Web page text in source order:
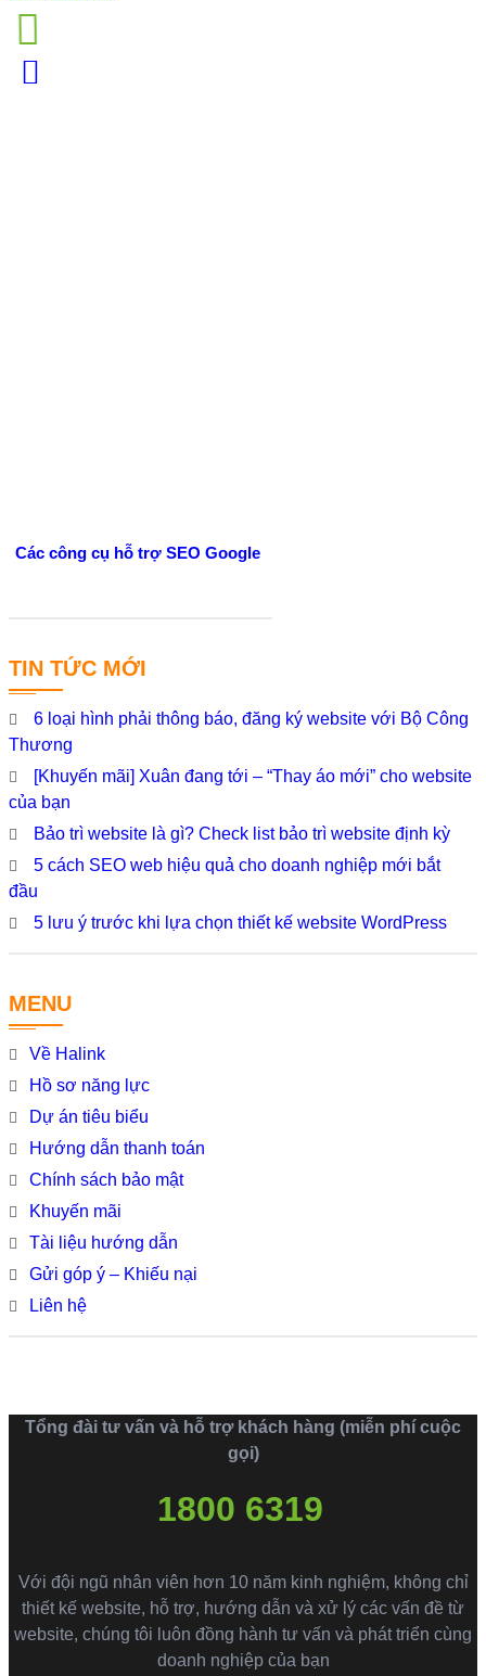
TIN TỨC MỚI
6 loại hình phải thông báo, đăng ký website với Bộ Công
Thương
[Khuyến mãi] Xuân đang tới – “Thay áo mới” cho website
của bạn
Bảo trì website là gì? Check list bảo trì website định kỳ
5 cách SEO web hiệu quả cho doanh nghiệp mới bắt
đầu
5 lưu ý trước khi lựa chọn thiết kế website WordPress
MENU
Về Halink
Hồ sơ năng lực
Dự án tiêu biểu
Hướng dẫn thanh toán
Chính sách bảo mật
Khuyến mãi
Tài liệu hướng dẫn
Gửi góp ý – Khiếu nại
Liên hệ
Các công cụ hỗ trợ SEO Google
Tổng đài tư vấn và hỗ trợ khách hàng (miễn phí cuộc
gọi)
1800 6319
Với đội ngũ nhân viên hơn 10 năm kinh nghiệm, không chỉ
thiết kế website, hỗ trợ, hướng dẫn và xử lý các vấn đề từ
website, chúng tôi luôn đồng hành tư vấn và phát triển cùng
doanh nghiệp của bạn